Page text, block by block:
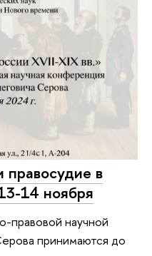
в
14 ноября
правовой научной
принимаются до